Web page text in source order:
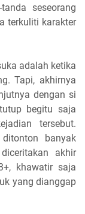
seseorang
terkuliti karakter
adalah ketika
Tapi, akhirnya
dengan si
begitu saja
tersebut.
banyak
akhir
khawatir saja
yang dianggap